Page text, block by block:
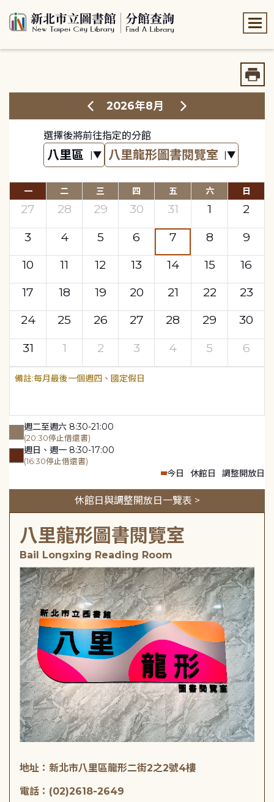
2026年8月
選擇後將前往指定的分館
一 二 三 四 五 六 日
27 28 29 30 31 1
2
3
4 5 6 7 8
9
10
11 12 13 14 15
16
17
18 19 20 21 22
23
24
25 26 27 28 29
30
31
1 2 3 4 5 6
每月最後一個週四、國定假日
週二至週六 8:30-21:00
(20:30停止借還書)
週日、週一 8:30-17:00
(16:30停止借還書)
今日 休館日 調整開放日
休館日與調整開放日一覽表 >
八里龍形圖書閱覽室
Bail Longxing Reading Room
地址：新北市八里區龍形二街2之2號4樓
電話：(02)2618-2649